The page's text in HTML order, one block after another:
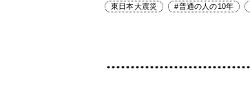
東日本大震災 #普通の人の10年